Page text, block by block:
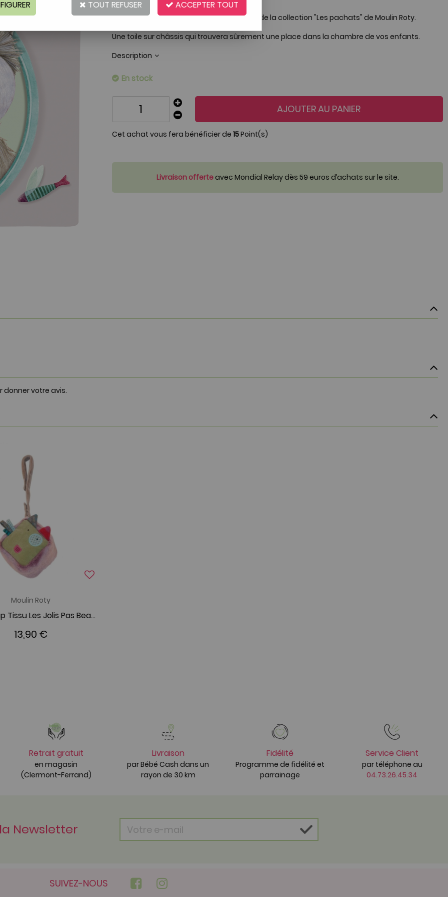
Réf. :AR0000632
Joli Cadre en toile représentant Chamalo de la collection "Les pachats" de Moulin Roty.
Une toile sur châssis qui trouvera sûrement une place dans la chambre de vos enfants.
Description
En stock
AJOUTER AU PANIER
Cet achat vous fera bénéficier de 15Point(s)
Livraison offerteavec Mondial Relay dès 59 euros d’achats sur le site.
donner votre avis.
Moulin Roty
Cube Loup Tissu Les Jolis Pas Beaux
13,90 €
Retrait gratuit
en magasin
(Clermont-Ferrand)
Livraison
par Bébé Cash dans un
rayon de 30 km
Fidélité
Programme de fidélité et
parrainage
Service Client
par téléphone au
04.73.26.45.34
Newsletter
SUIVEZ-NOUS
TOUT REFUSER ACCEPTER TOUT